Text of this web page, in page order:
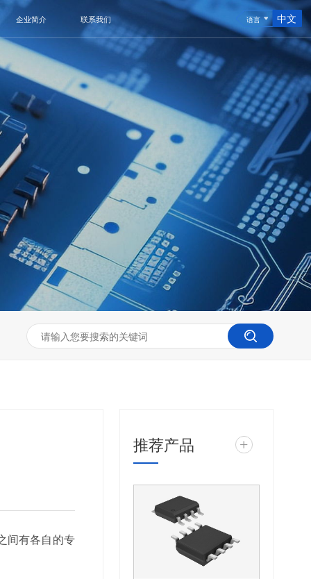
语言 中文
企业简介 联系我们
间有各自的专
推荐产品 +